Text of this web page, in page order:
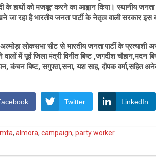
के हाथों को मजबूत करने का आह्वान किया। स्थानीय
जा रहा है भारतीय जनता पार्टी के नेतृत्व वाली सरकार
अल्मोड़ा लोकसभा सीट से भारतीय जनता पार्टी के
में पूर्व जिला मंत्री विनीत बिष्ट ,जगदीश चौहान,मदन
कंचन बिष्ट, सगुफ्ता,सना, यश साह, दीपक वर्मा,सहित
Twitter LinkedIn
, almora, campaign, party worker